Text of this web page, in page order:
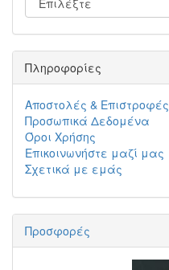
Πληροφορίες
Αποστολές & Επιστροφές
Προσωπικά Δεδομένα
Όροι Χρήσης
Επικοινωνήστε μαζί μας
Σχετικά με εμάς
Προσφορές